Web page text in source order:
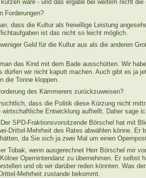
wäre - und das ergäbe bei weitem nicht die
Forderungen?
dass die Kultur als freiwillige Leistung
ist das nicht so leicht möglich.
Geld für die Kultur aus als die anderen
das Kind mit dem Bade ausschütten. Wir
dürfen wir nicht kaputt machen. Auch gibt es ja
die Tonne kloppen.
des Kämmerers zurückzuweisen?
dass die Politik diese Kürzung nicht
Entwicklung aufhellt. Daher sage
SPD-Fraktionsvorsitzende Börschel hat mit
Drittel-Mehrheit des Rates abwählen könne. Er
da Sie sich ja zwei Mal um einen
Tobak, wenn ausgerechnet Herr Börschel mir
Opernintendanz zu übernehmen. Er selbst
und ob wir darüber reden könnten. Was
Mehrheit zustande bekommt.